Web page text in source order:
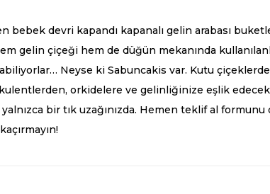
bebek devri kapandı kapanalı gelin arabası
gelin çiçeği hem de düğün mekanında
Neyse ki Sabuncakis var. Kutu
orkidelere ve gelinliğinize eşlik
bir tık uzağınızda. Hemen teklif al formunu